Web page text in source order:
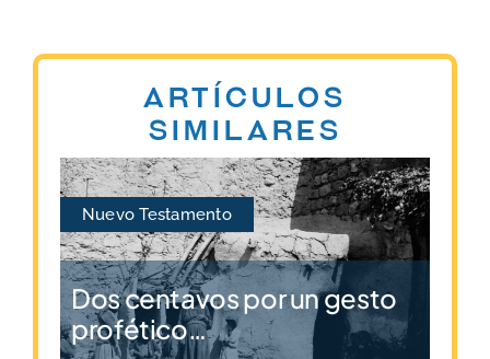
Artículos
similares
Nuevo Testamento
Dos centavos por un gesto
profético…